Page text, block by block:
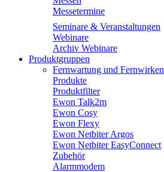
Messetermine
Seminare & Veranstaltungen
Webinare
Archiv Webinare
Produktgruppen
Fernwartung und Fernwirken
Produkte
Produktfilter
Ewon Talk2m
Ewon Cosy
Ewon Flexy
Ewon Netbiter Argos
Ewon Netbiter EasyConnect
Zubehör
Alarmmodem